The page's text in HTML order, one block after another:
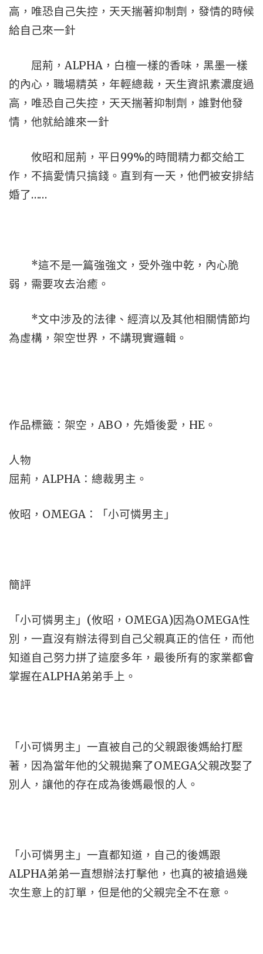
高，唯恐自己失控，天天揣著抑制劑，發情的時候
給自己來一針
屈荊，ALPHA，白檀一樣的香味，黑墨一樣
的內心，職場精英，年輕總裁，天生資訊素濃度過
高，唯恐自己失控，天天揣著抑制劑，誰對他發
情，他就給誰來一針
攸昭和屈荊，平日99%的時間精力都交給工
作，不搞愛情只搞錢。直到有一天，他們被安排結
婚了……
*這不是一篇強強文，受外強中乾，內心脆
弱，需要攻去治癒。
*文中涉及的法律、經濟以及其他相關情節均
為虛構，架空世界，不講現實邏輯。
作品標籤：架空，ABO，先婚後愛，HE。
人物
屈荊，ALPHA：總裁男主。
攸昭，OMEGA：「小可憐男主」
簡評
「小可憐男主」(攸昭，OMEGA)因為OMEGA性
別，一直沒有辦法得到自己父親真正的信任，而他
知道自己努力拼了這麼多年，最後所有的家業都會
掌握在ALPHA弟弟手上。
「小可憐男主」一直被自己的父親跟後媽給打壓
著，因為當年他的父親拋棄了OMEGA父親改娶了
別人，讓他的存在成為後媽最恨的人。
「小可憐男主」一直都知道，自己的後媽跟
ALPHA弟弟一直想辦法打擊他，也真的被搶過幾
次生意上的訂單，但是他的父親完全不在意。